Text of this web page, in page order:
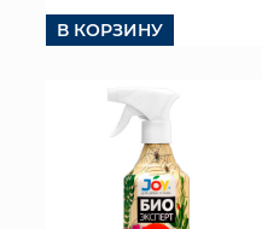
В КОРЗИНУ